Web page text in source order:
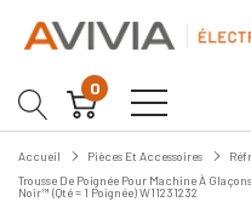
0
Accueil Pièces Et Accessoires
Trousse De Poignée Pour Machine À
Noir™ (Qté = 1 Poignée) W11231232